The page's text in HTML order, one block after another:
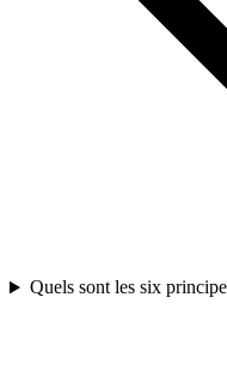
Quels sont les six